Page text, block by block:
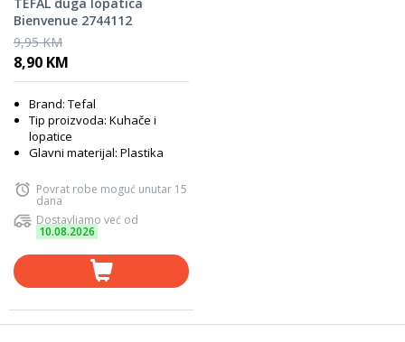
Bienvenue 2744112
9,95 KM
8,90 KM
Brand: Tefal
Tip proizvoda: Kuhače i
lopatice
Glavni materijal: Plastika
Povrat robe moguć unutar 15
dana
Dostavljamo već od
10.08.2026